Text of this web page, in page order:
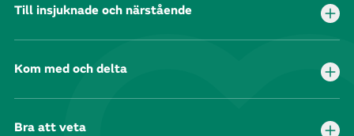
Till insjuknade och närstående
Kom med och delta
Bra att veta